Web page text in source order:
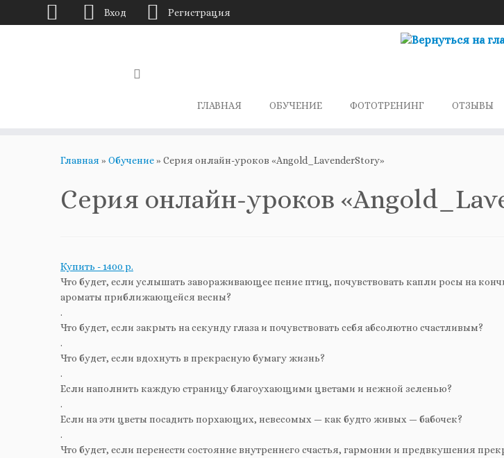
ГЛАВНАЯ ОБУЧЕНИЕ ФОТОТРЕНИНГ ОТЗЫВЫ
Главная » Обучение» Серия онлайн-уроков «Angold_LavenderStory»
Серия онлайн-уроков
Купить - 1400 р.
Что будет, если услышать завораживающее пение птиц, почувствовать капли росы на
ароматы приближающейся весны?
.
Что будет, если закрыть на секунду глаза и почувствовать себя абсолютно счастливым?
.
Что будет, если вдохнуть в прекрасную бумагу жизнь?
.
Если наполнить каждую страницу благоухающими цветами и нежной зеленью?
.
Если на эти цветы посадить порхающих, невесомых — как будто живых — бабочек?
.
Что будет, если перенести состояние внутреннего счастья, гармонии и предвкушения
Вход Регистрация